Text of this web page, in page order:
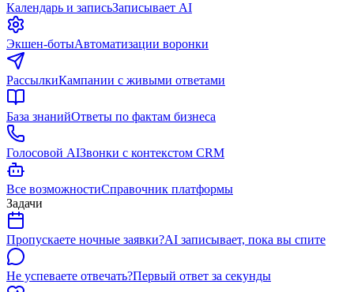
Календарь и записьЗаписывает AI
Экшен-ботыАвтоматизации воронки
РассылкиКампании с живыми ответами
База знанийОтветы по фактам бизнеса
Голосовой AIЗвонки с контекстом CRM
Все возможностиСправочник платформы
Задачи
Пропускаете ночные заявки?AI записывает, пока вы спите
Не успеваете отвечать?Первый ответ за секунды